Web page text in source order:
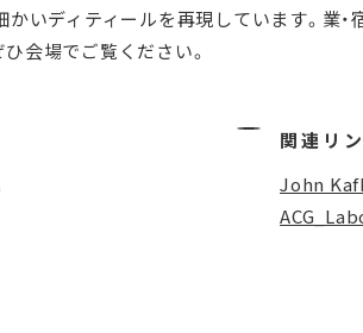
いディティールを再現しています。業・
会場でご覧ください。
関連リ
John